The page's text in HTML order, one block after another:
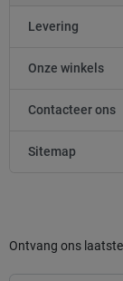
Levering
Onze winkels
Contacteer ons
Sitemap
Ontvang ons